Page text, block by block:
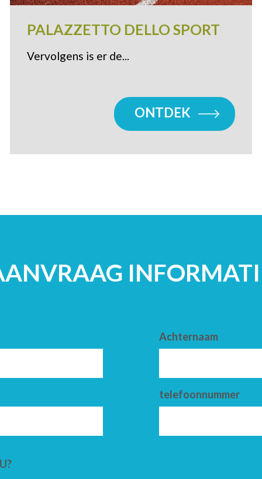
PALAZZETTO DELLO SPORT
Vervolgens is er de...
ONTDEK
Achternaam
telefoonnummer